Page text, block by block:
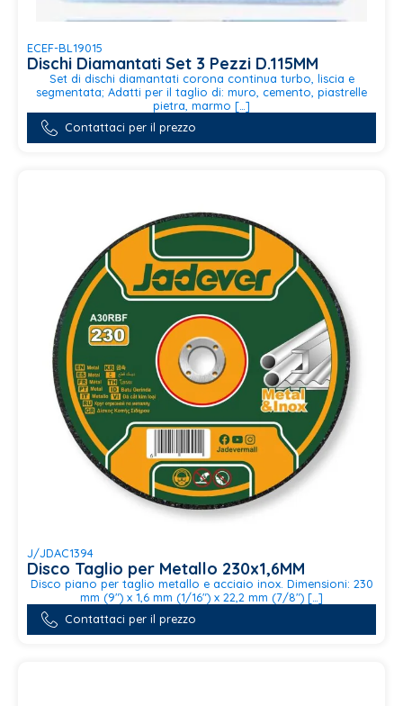
ECEF-BL19015
Dischi Diamantati Set 3 Pezzi D.115MM
Set di dischi diamantati corona continua turbo, liscia e
segmentata; Adatti per il taglio di: muro, cemento, piastrelle
pietra, marmo […]
Contattaci per il prezzo
J/JDAC1394
Disco Taglio per Metallo 230x1,6MM
Disco piano per taglio metallo e acciaio inox. Dimensioni: 230
mm (9") x 1,6 mm (1/16") x 22,2 mm (7/8") […]
Contattaci per il prezzo